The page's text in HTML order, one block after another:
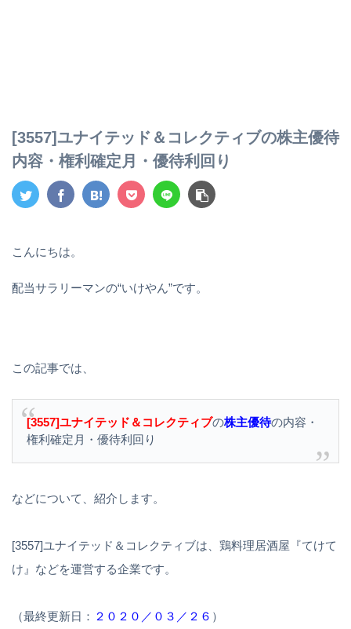
[3557]ユナイテッド＆コレクティブの株主優待
内容・権利確定月・優待利回り
こんにちは。
配当サラリーマンの“いけやん”です。
この記事では、
[3557]ユナイテッド＆コレクティブの株主優待の内容・
権利確定月・優待利回り
などについて、紹介します。
[3557]ユナイテッド＆コレクティブは、鶏料理居酒屋『てけて
け』などを運営する企業です。
（最終更新日： ２０２０／０３／２６ ）